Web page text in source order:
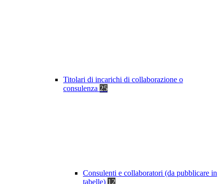
Titolari di incarichi di collaborazione o
consulenza 25
Consulenti e collaboratori (da pubblicare in
tabelle) 12